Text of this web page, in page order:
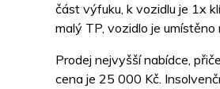
část výfuku, k vozidlu je 1x
malý TP, vozidlo je umístěno
Prodej nejvyšší nabídce,
cena je 25 000 Kč.